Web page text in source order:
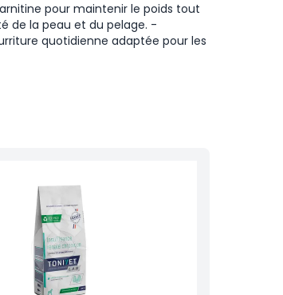
pour maintenir le poids tout
de la peau et du pelage. -
quotidienne adaptée pour les